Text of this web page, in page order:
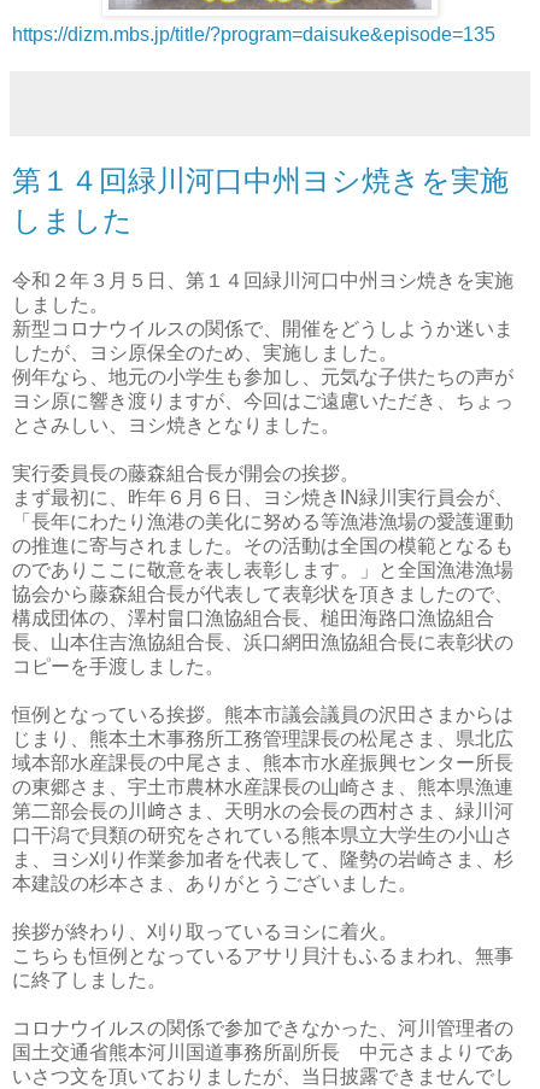
https://dizm.mbs.jp/title/?program=daisuke&episode=135
第１４回緑川河口中州ヨシ焼きを実施
しました
令和２年３月５日、第１４回緑川河口中州ヨシ焼きを実施
しました。
新型コロナウイルスの関係で、開催をどうしようか迷いま
したが、ヨシ原保全のため、実施しました。
例年なら、地元の小学生も参加し、元気な子供たちの声が
ヨシ原に響き渡りますが、今回はご遠慮いただき、ちょっ
とさみしい、ヨシ焼きとなりました。
実行委員長の藤森組合長が開会の挨拶。
まず最初に、昨年６月６日、ヨシ焼きIN緑川実行員会が、
「長年にわたり漁港の美化に努める等漁港漁場の愛護運動
の推進に寄与されました。その活動は全国の模範となるも
のでありここに敬意を表し表彰します。」と全国漁港漁場
協会から藤森組合長が代表して表彰状を頂きましたので、
構成団体の、澤村畠口漁協組合長、槌田海路口漁協組合
長、山本住吉漁協組合長、浜口網田漁協組合長に表彰状の
コピーを手渡しました。
恒例となっている挨拶。熊本市議会議員の沢田さまからは
じまり、熊本土木事務所工務管理課長の松尾さま、県北広
域本部水産課長の中尾さま、熊本市水産振興センター所長
の東郷さま、宇土市農林水産課長の山崎さま、熊本県漁連
第二部会長の川﨑さま、天明水の会長の西村さま、緑川河
口干潟で貝類の研究をされている熊本県立大学生の小山さ
ま、ヨシ刈り作業参加者を代表して、隆勢の岩崎さま、杉
本建設の杉本さま、ありがとうございました。
挨拶が終わり、刈り取っているヨシに着火。
こちらも恒例となっているアサリ貝汁もふるまわれ、無事
に終了しました。
コロナウイルスの関係で参加できなかった、河川管理者の
国土交通省熊本河川国道事務所副所長 中元さまよりであ
いさつ文を頂いておりましたが、当日披露できませんでし